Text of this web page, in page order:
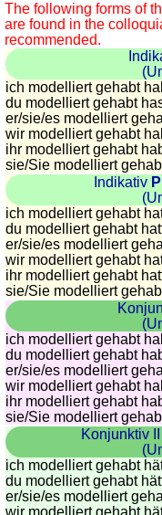
The following forms of
are found in the
recommended.
ich modelliert gehabt
du modelliert gehabt
er/sie/es modelliert
wir modelliert gehabt
ihr modelliert gehabt
sie/Sie modelliert
Indikativ
ich modelliert gehabt
du modelliert gehabt
er/sie/es modelliert
wir modelliert gehabt
ihr modelliert gehabt
sie/Sie modelliert
ich modelliert gehabt
du modelliert gehabt
er/sie/es modelliert
wir modelliert gehabt
ihr modelliert gehabt
sie/Sie modelliert
Konjunktiv II
ich modelliert gehabt
du modelliert gehabt
er/sie/es modelliert
wir modelliert gehabt